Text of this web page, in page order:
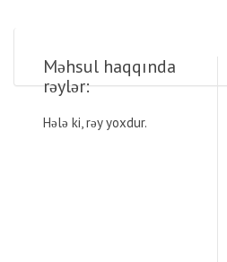
Məhsul haqqında
rəylər:
Hələ ki, rəy yoxdur.